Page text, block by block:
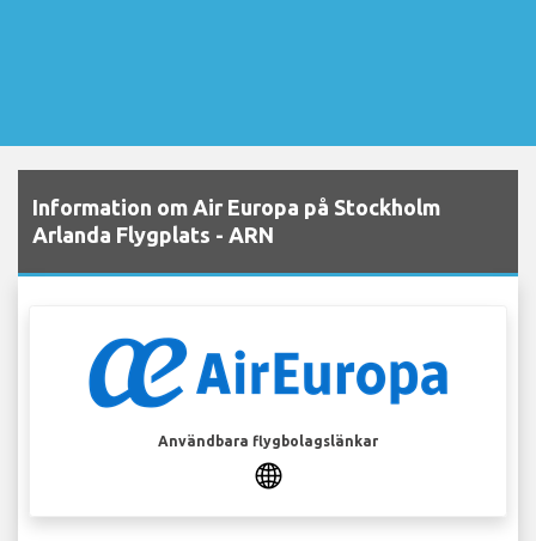
Information om Air Europa på Stockholm
Arlanda Flygplats - ARN
Användbara flygbolagslänkar